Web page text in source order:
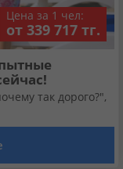
Цена за 1 чел:
от 339 717 тг.
так дорого?",